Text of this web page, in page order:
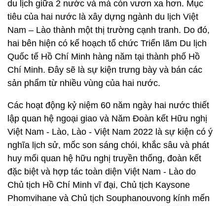
du lịch giữa 2 nước và mà còn vươn xa hơn. Mục
tiêu của hai nước là xây dựng ngành du lịch Việt
Nam – Lào thành một thị trường cạnh tranh. Do đó,
hai bên hiện có kế hoạch tổ chức Triển lãm Du lịch
Quốc tế Hồ Chí Minh hàng năm tại thành phố Hồ
Chí Minh. Đây sẽ là sự kiện trưng bày và bán các
sản phẩm từ nhiều vùng của hai nước.
Các hoạt động kỷ niệm 60 năm ngày hai nước thiết
lập quan hệ ngoại giao và Năm Đoàn kết Hữu nghị
Việt Nam - Lào, Lào - Việt Nam 2022 là sự kiện có ý
nghĩa lịch sử, mốc son sáng chói, khắc sâu và phát
huy mối quan hệ hữu nghị truyền thống, đoàn kết
đặc biệt và hợp tác toàn diện Việt Nam - Lào do
Chủ tịch Hồ Chí Minh vĩ đại, Chủ tịch Kaysone
Phomvihane và Chủ tịch Souphanouvong kính mến